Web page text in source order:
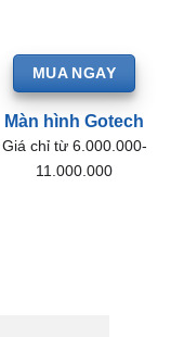
MUA NGAY
Màn hình Gotech
Giá chỉ từ 6.000.000-
11.000.000